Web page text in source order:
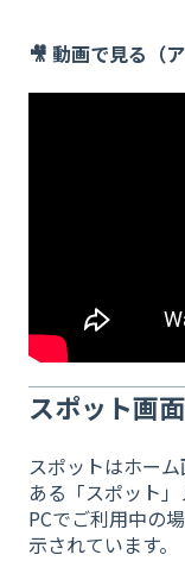
🎥 動画で見る（
スポット画
スポットはホー
ある「スポット
PCでご利用中の
示されています。